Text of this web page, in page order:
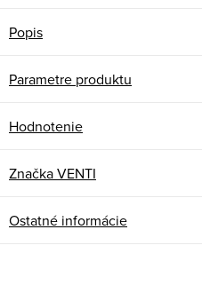
Popis
Parametre produktu
Hodnotenie
ZnačkaVENTI
Ostatné informácie